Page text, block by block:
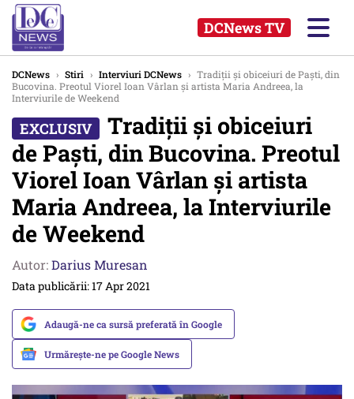
DCNews TV
DCNews › Stiri › Interviuri DCNews › Tradiții și obiceiuri de Paști, din
Bucovina. Preotul Viorel Ioan Vârlan și artista Maria Andreea, la
Interviurile de Weekend
Tradiții și obiceiuri
de Paști, din Bucovina. Preotul
Viorel Ioan Vârlan și artista
Maria Andreea, la Interviurile
de Weekend
Autor:Darius Muresan
Data publicării: 17 Apr 2021
Adaugă-ne ca sursă preferată în Google
Urmărește-ne pe Google News